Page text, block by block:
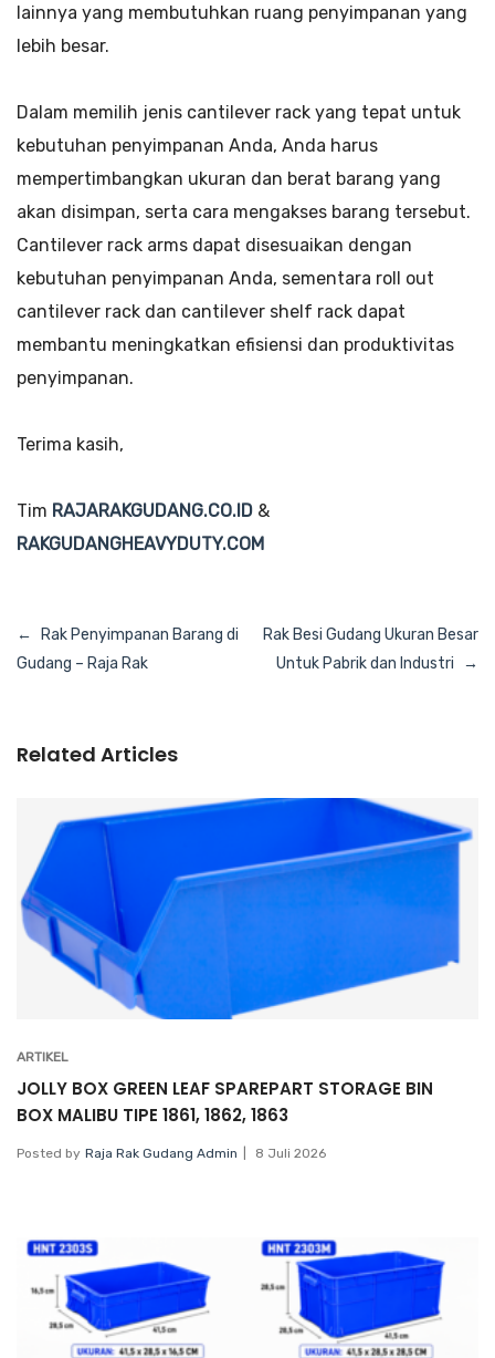
lainnya yang membutuhkan ruang penyimpanan yang
lebih besar.
Dalam memilih jenis cantilever rack yang tepat untuk
kebutuhan penyimpanan Anda, Anda harus
mempertimbangkan ukuran dan berat barang yang
akan disimpan, serta cara mengakses barang tersebut.
Cantilever rack arms dapat disesuaikan dengan
kebutuhan penyimpanan Anda, sementara roll out
cantilever rack dan cantilever shelf rack dapat
membantu meningkatkan efisiensi dan produktivitas
penyimpanan.
Terima kasih,
Tim RAJARAKGUDANG.CO.ID &
RAKGUDANGHEAVYDUTY.COM
Navigasi
pos
Rak Penyimpanan Barang di
Gudang – Raja Rak
Rak Besi Gudang Ukuran Besar
Untuk Pabrik dan Industri
Related Articles
ARTIKEL
JOLLY BOX GREEN LEAF SPAREPART STORAGE BIN
BOX MALIBU TIPE 1861, 1862, 1863
Posted by Raja Rak Gudang Admin 8 Juli 2026